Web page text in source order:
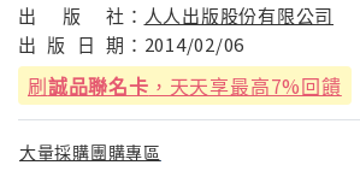
出
版 社： 人人出版股份有限公司
出 版 日 期： 2014/02/06
刷誠品聯名卡 ，天天享最高7%回饋
大量採購團購專區